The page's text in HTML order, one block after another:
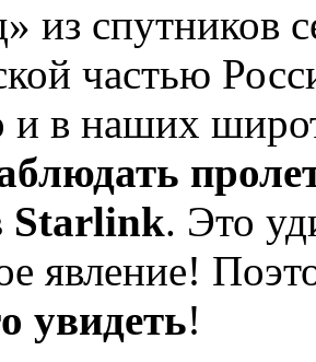
спутников
частью
и в наших
Starlink. Это
явление!
увидеть!